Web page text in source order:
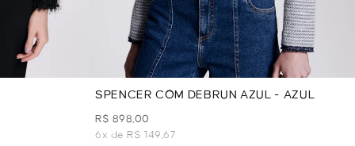
SPENCER COM DEBRUN AZUL - AZUL
R$ 898,00
6x de R$ 149,67